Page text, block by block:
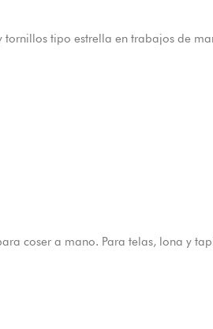
tipo estrella en trabajos de
coser a mano. Para telas, lona y